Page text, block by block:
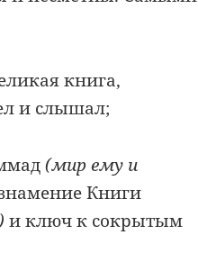
книга,
и слышал;
(мир ему и
Книги
и ключ к сокрытым